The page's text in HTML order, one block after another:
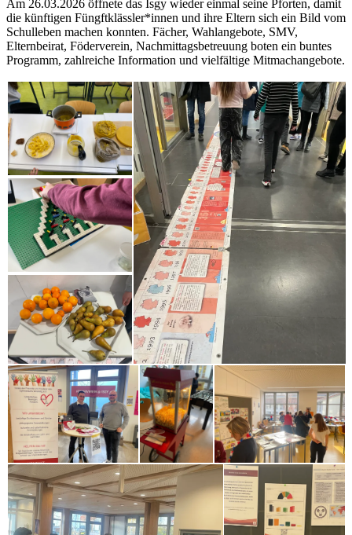
Am 26.03.2026 öffnete das Isgy wieder einmal seine Pforten, damit
die künftigen Füngftklässler*innen und ihre Eltern sich ein Bild vom
Schulleben machen konnten. Fächer, Wahlangebote, SMV,
Elternbeirat, Föderverein, Nachmittagsbetreuung boten ein buntes
Programm, zahlreiche Information und vielfältige Mitmachangebote.